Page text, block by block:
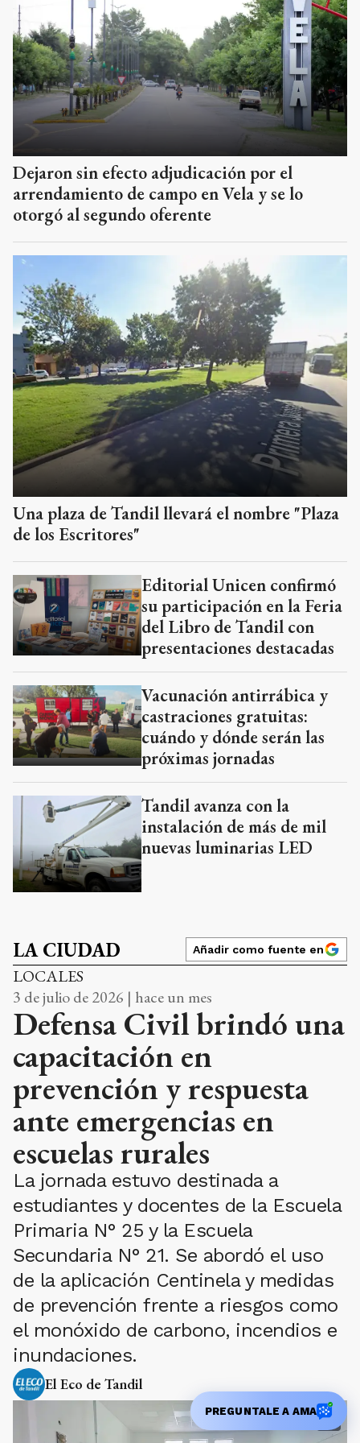
Dejaron sin efecto adjudicación por el
arrendamiento de campo en Vela y se lo
otorgó al segundo oferente
Una plaza de Tandil llevará el nombre "Plaza
de los Escritores"
Editorial Unicen confirmó
su participación en la Feria
del Libro de Tandil con
presentaciones destacadas
Vacunación antirrábica y
castraciones gratuitas:
cuándo y dónde serán las
próximas jornadas
Tandil avanza con la
instalación de más de mil
nuevas luminarias LED
LA CIUDAD Añadir como fuente en
LOCALES
3 de julio de 2026 | hace un mes
Defensa Civil brindó una
capacitación en
prevención y respuesta
ante emergencias en
escuelas rurales
La jornada estuvo destinada a
estudiantes y docentes de la Escuela
Primaria N° 25 y la Escuela
Secundaria N° 21. Se abordó el uso
de la aplicación Centinela y medidas
de prevención frente a riesgos como
el monóxido de carbono, incendios e
inundaciones.
El Eco de Tandil
PREGUNTALE A AMA